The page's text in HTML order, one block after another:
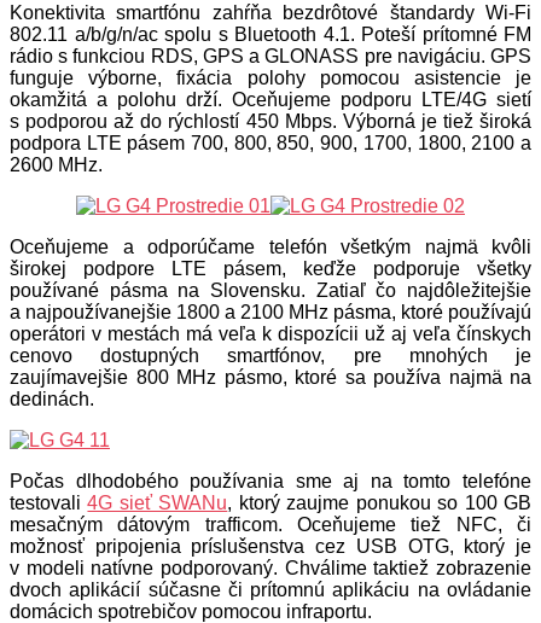
Konektivita smartfónu zahŕňa bezdrôtové štandardy Wi-Fi
802.11 a/b/g/n/ac spolu s Bluetooth 4.1. Poteší prítomné FM
rádio s funkciou RDS, GPS a GLONASS pre navigáciu. GPS
funguje výborne, fixácia polohy pomocou asistencie je
okamžitá a polohu drží. Oceňujeme podporu LTE/4G sietí
s podporou až do rýchlostí 450 Mbps. Výborná je tiež široká
podpora LTE pásem 700, 800, 850, 900, 1700, 1800, 2100 a
2600 MHz.
Oceňujeme a odporúčame telefón všetkým najmä kvôli
širokej podpore LTE pásem, keďže podporuje všetky
používané pásma na Slovensku. Zatiaľ čo najdôležitejšie
a najpoužívanejšie 1800 a 2100 MHz pásma, ktoré používajú
operátori v mestách má veľa k dispozícii už aj veľa čínskych
cenovo dostupných smartfónov, pre mnohých je
zaujímavejšie 800 MHz pásmo, ktoré sa používa najmä na
dedinách.
Počas dlhodobého používania sme aj na tomto telefóne
testovali4G sieť SWANu, ktorý zaujme ponukou so 100 GB
mesačným dátovým trafficom. Oceňujeme tiež NFC, či
možnosť pripojenia príslušenstva cez USB OTG, ktorý je
v modeli natívne podporovaný. Chválime taktiež zobrazenie
dvoch aplikácií súčasne či prítomnú aplikáciu na ovládanie
domácich spotrebičov pomocou infraportu.